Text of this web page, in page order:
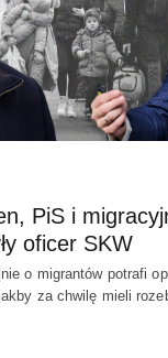
PiS i
oficer SKW
o migrantów potrafi
za chwilę mieli